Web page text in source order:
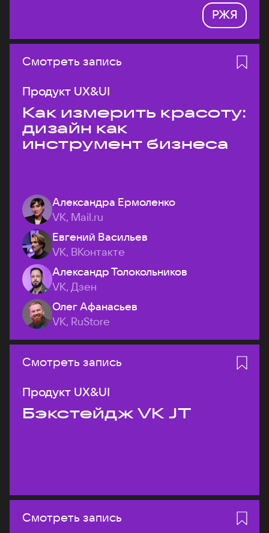
РЖЯ
Смотреть запись
Продукт UX&UI
Как измерить красоту:
дизайн как
инструмент бизнеса
Александра Ермоленко
VK, Mail.ru
Евгений Васильев
VK, ВКонтакте
Александр Толокольников
VK, Дзен
Олег Афанасьев
VK, RuStore
Смотреть запись
Продукт UX&UI
Бэкстейдж VK JT
Смотреть запись